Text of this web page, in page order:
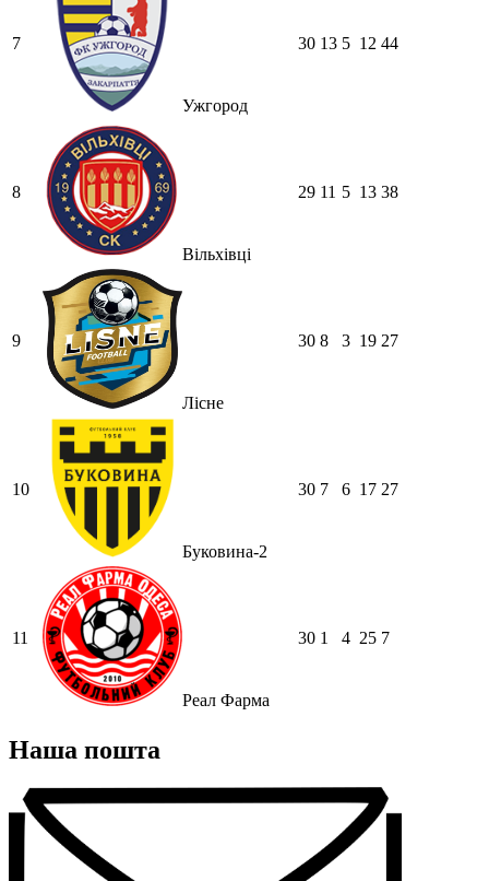
7
Ужгород
30 13 5 12 44
8
Вільхівці
29 11 5 13 38
9
Лісне
30 8 3 19 27
10
Буковина-2
30 7 6 17 27
11
Реал Фарма
30 1 4 25 7
Наша пошта